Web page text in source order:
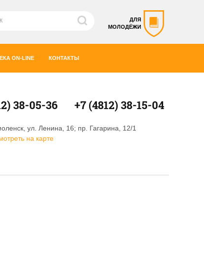
ДЛЯ
МОЛОДЁЖИ
ON-LINE КОНТАКТЫ
38-05-36 +7 (4812) 38-15-04
ул. Ленина, 16; пр. Гагарина, 12/1
на карте